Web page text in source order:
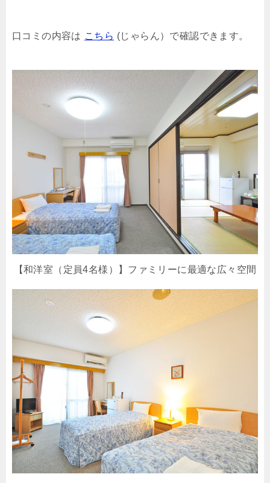
口コミの内容は こちら (じゃらん）で確認できます。
【和洋室（定員4名様）】ファミリーに最適な広々空間